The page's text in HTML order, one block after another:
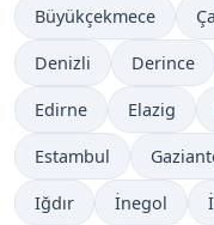
Büyükçekmece
Denizli Derince
Edirne Elazig
Estambul
Iğdır İnegol